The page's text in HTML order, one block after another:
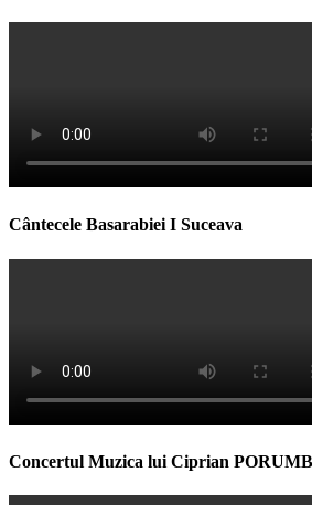
Cântecele Basarabiei I Suceava
Concertul Muzica lui Ciprian